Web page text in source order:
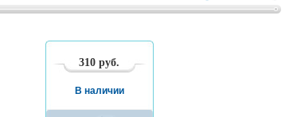
310 руб.
В наличии